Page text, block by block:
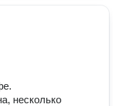
несколько